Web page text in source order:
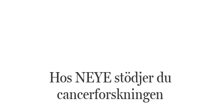
Hos NEYE stödjer du
cancerforskningen